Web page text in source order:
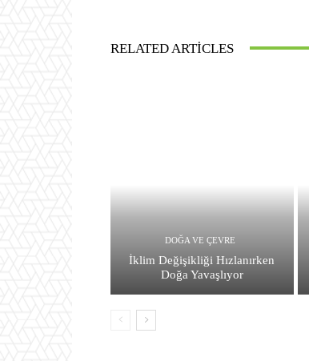
RELATED ARTICLES
DOĞA VE ÇEVRE
İklim Değişikliği Hızlanırken
Doğa Yavaşlıyor